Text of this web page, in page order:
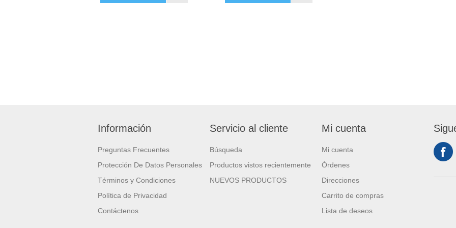
Información
Preguntas Frecuentes
Protección De Datos Personales
Términos y Condiciones
Política de Privacidad
Contáctenos
Servicio al cliente
Búsqueda
Productos vistos recientemente
NUEVOS PRODUCTOS
Mi cuenta
Mi cuenta
Órdenes
Direcciones
Carrito de compras
Lista de deseos